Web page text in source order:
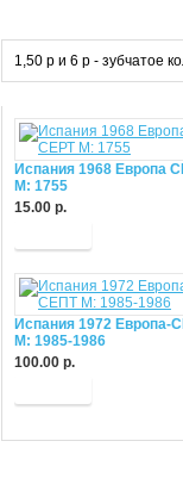
1,50 р и 6 р - зубчатое
Испания 1968 Европа
М: 1755
15.00 р.
Испания 1972 Европа-
М: 1985-1986
100.00 р.